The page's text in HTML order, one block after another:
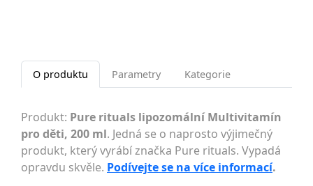
O produktu Parametry Kategorie
Produkt: Pure rituals lipozomální Multivitamín
pro děti, 200 ml. Jedná se o naprosto výjimečný
produkt, který vyrábí značka Pure rituals. Vypadá
opravdu skvěle. Podívejte se na více informací.